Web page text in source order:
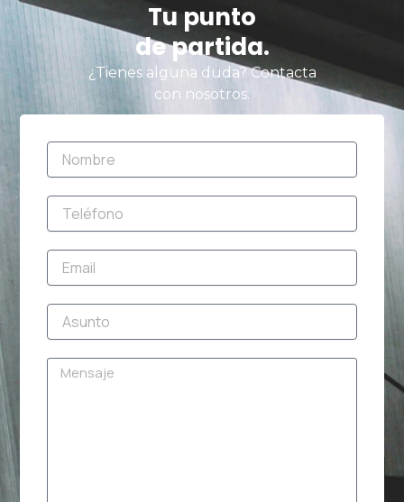
Tu punto
de partida.
¿Tienes alguna duda? Contacta
con nosotros.
Nombre
Teléfono
Email
Asunto
Mensaje